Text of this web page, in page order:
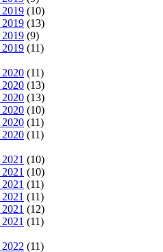
(10)
(13)
(9)
(11)
(11)
(13)
(13)
(10)
(11)
(11)
(10)
(10)
(11)
(11)
(12)
(11)
(11)